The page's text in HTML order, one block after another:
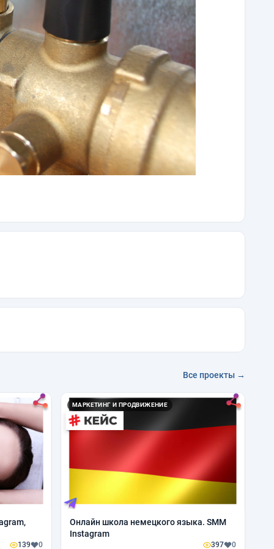
Все проекты →
139 0
МАРКЕТИНГ И ПРОДВИЖЕНИЕ
Онлайн школа немецкого языка. SMM
Instagram
397 0